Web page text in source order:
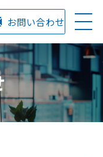
お問い合わせ